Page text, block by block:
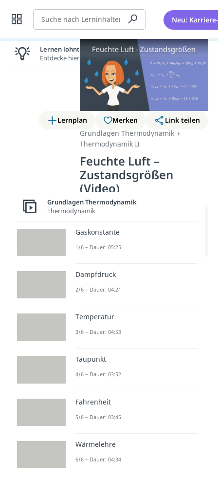
Suche Neu:
Lernplan Merken
Link teilen
Grundlagen Thermodynamik
Thermodynamik II
Feuchte Luft –
Zustandsgrößen
(Video)
Weitere Infos erhältst du im
zum Beitrag: Feuchte Luft -
Zustandsgrößen
In diesem Video wird erklärt, wie
Feuchtigkeit in der Luft gemessen
Zustandsgrößen wie
Luftfeuchtigkeit und Taupunkt
das Raumklima auswirken. So
kannst du verstehen, warum es
ist.
Lernen lohnt sich!
Entdecke hier deine Chancen.
Grundlagen Thermodynamik
Thermodynamik
Gaskonstante
1/6 – Dauer: 05:25
Dampfdruck
2/6 – Dauer: 04:21
Temperatur
3/6 – Dauer: 04:53
Taupunkt
4/6 – Dauer: 03:52
Fahrenheit
5/6 – Dauer: 03:45
Wärmelehre
6/6 – Dauer: 04:34